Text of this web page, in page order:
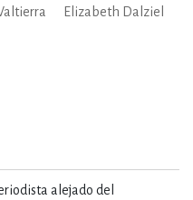
Elizabeth Dalziel
alejado del